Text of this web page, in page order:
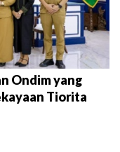
Ondim yang
Tiorita